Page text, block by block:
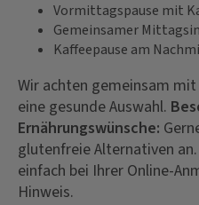
Vormittagspause mit
Gemeinsamer
Kaffeepause am
Wir achten gemeinsam
eine gesunde Auswahl.
Ernährungswünsche:
glutenfreie Alternativen
einfach bei Ihrer Online-
Hinweis.